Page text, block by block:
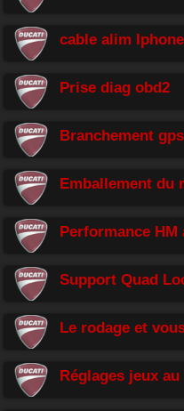
cable alim
Prise diag obd2
Branchement gps
Emballement du
Performance HM
Support Quad
Le rodage et vous
Réglages jeux